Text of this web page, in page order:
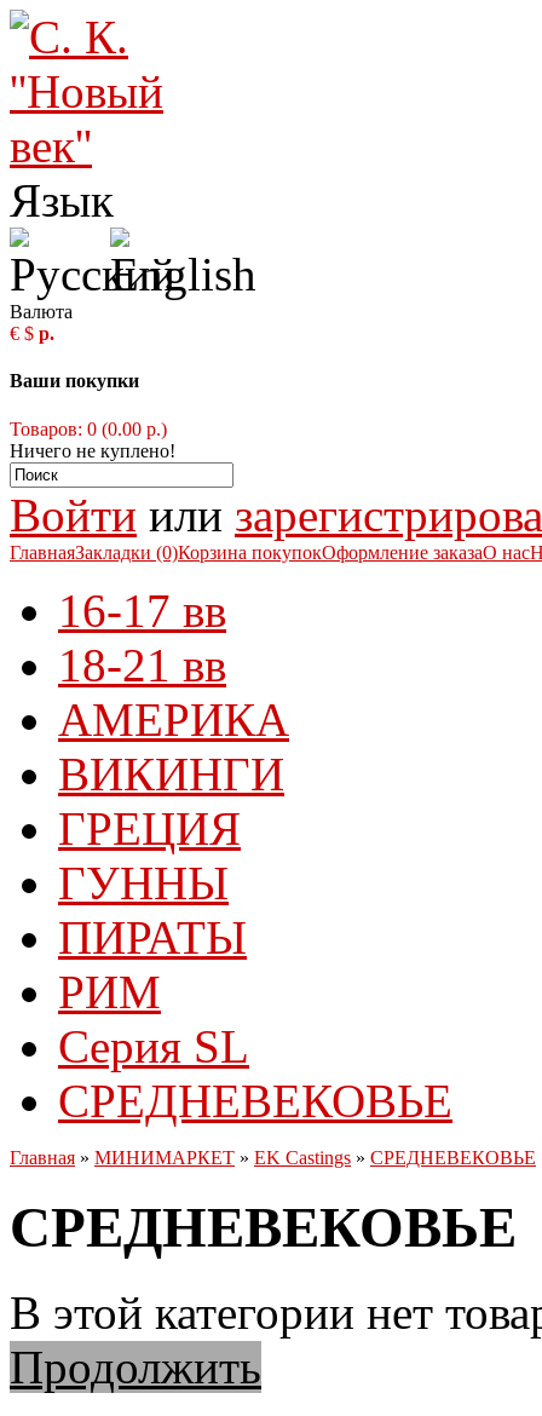
Язык
Валюта
€ $ р.
Ваши покупки
Товаров: 0 (0.00 р.)
Ничего не куплено!
Войти или
ГлавнаяЗакладки (0)Корзина покупокОформление заказаО нас
16-17 вв
18-21 вв
АМЕРИКА
ВИКИНГИ
ГРЕЦИЯ
ГУННЫ
ПИРАТЫ
РИМ
Серия SL
СРЕДНЕВЕКОВЬЕ
Главная » МИНИМАРКЕТ » EK Castings » СРЕДНЕВЕКОВЬЕ
СРЕДНЕВЕКОВЬЕ
В этой категории нет
Продолжить